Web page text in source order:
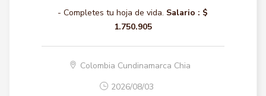
- Completes tu hoja de vida. Salario : $
1.750.905
Colombia Cundinamarca Chia
2026/08/03